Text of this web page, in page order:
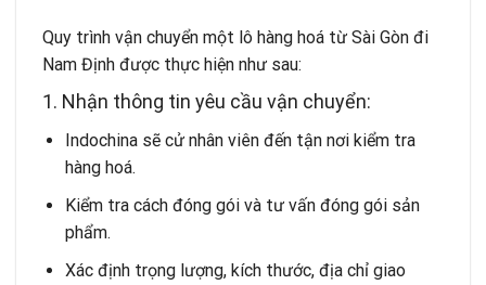
Quy trình vận chuyển một lô hàng hoá từ Sài Gòn đi
Nam Định được thực hiện như sau:
1. Nhận thông tin yêu cầu vận chuyển:
Indochina sẽ cử nhân viên đến tận nơi kiểm tra
hàng hoá.
Kiểm tra cách đóng gói và tư vấn đóng gói sản
phẩm.
Xác định trọng lượng, kích thước, địa chỉ giao